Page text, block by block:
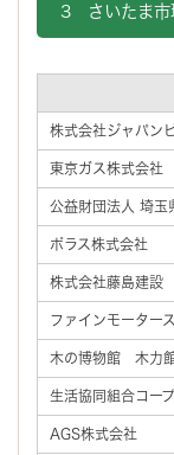
3 さいたま市
株式会社ジャパン
東京ガス株式会社
公益財団法人 埼玉
ポラス株式会社
株式会社藤島建設
ファインモーター
木の博物館 木力
生活協同組合コー
AGS株式会社